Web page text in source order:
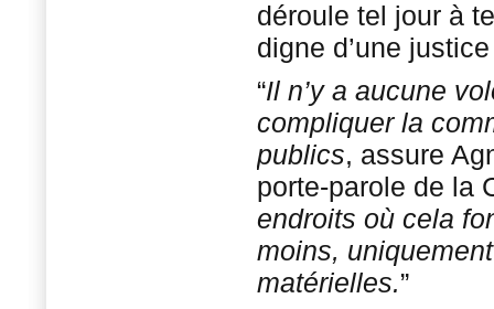
déroule tel jour à
digne d’une
“Il n’y a aucune
compliquer la
publics, assure
porte-parole de la
endroits où cela
moins,
matérielles.”